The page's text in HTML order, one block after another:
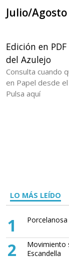
Julio/Agosto
Edición en
del Azulejo
Consulta cuando
en Papel desde
Pulsa aquí
LO MÁS LEÍDO
1
2
Movimiento
Escandella